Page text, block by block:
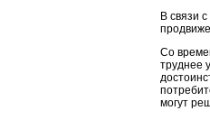
В связи
Со
труднее
могут